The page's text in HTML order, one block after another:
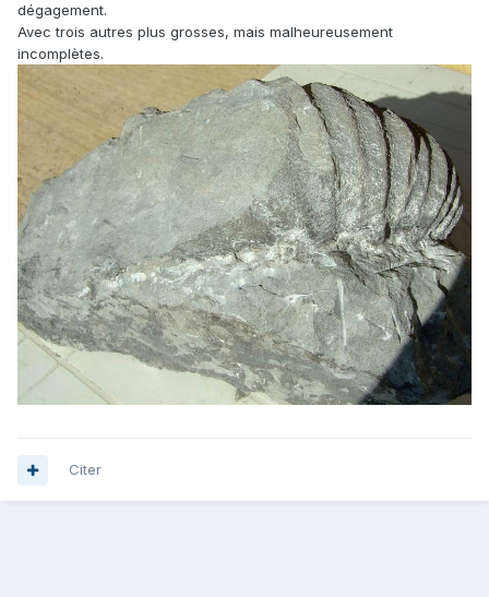
dégagement.
Avec trois autres plus grosses, mais malheureusement
incomplètes.
Citer